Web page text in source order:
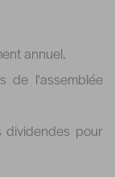
annuel.
de l'assemblée
dividendes pour